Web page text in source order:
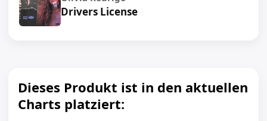
Drivers License
Dieses Produkt ist in den aktuellen
Charts platziert: